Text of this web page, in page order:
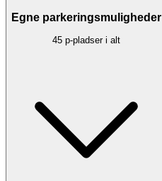
Egne parkeringsmuligheder
45 p-pladser i alt